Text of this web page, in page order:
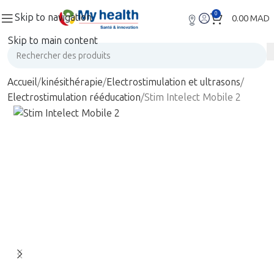
Skip to navigation
Skip to main content
0 0.00MAD
Accueil kinésithérapie Electrostimulation et ultrasons
Electrostimulation rééducation Stim Intelect Mobile 2